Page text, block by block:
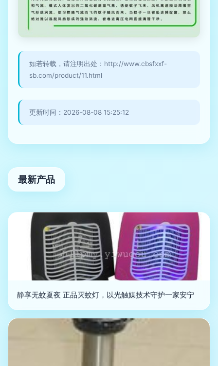
如若转载，请注明出处：http://www.cbsfxxf-
sb.com/product/11.html
更新时间：2026-08-08 15:25:12
最新产品
静享无蚊夏夜 正品灭蚊灯，以光触媒技术守护一家安宁